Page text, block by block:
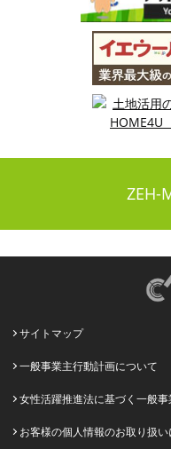
ZEH-
サイトマップ
一般事業主行動計画について
女性活躍推進法に基づく一般
お客様の個人情報のお取り扱